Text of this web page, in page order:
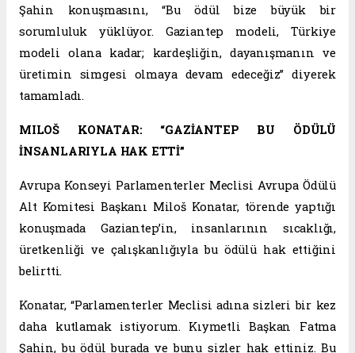
Şahin konuşmasını, “Bu ödül bize büyük bir
sorumluluk yüklüyor. Gaziantep modeli, Türkiye
modeli olana kadar; kardeşliğin, dayanışmanın ve
üretimin simgesi olmaya devam edeceğiz” diyerek
tamamladı.
MILOŠ KONATAR: “GAZİANTEP BU ÖDÜLÜ
İNSANLARIYLA HAK ETTİ”
Avrupa Konseyi Parlamenterler Meclisi Avrupa Ödülü
Alt Komitesi Başkanı Miloš Konatar, törende yaptığı
konuşmada Gaziantep’in, insanlarının sıcaklığı,
üretkenliği ve çalışkanlığıyla bu ödülü hak ettiğini
belirtti.
Konatar, “Parlamenterler Meclisi adına sizleri bir kez
daha kutlamak istiyorum. Kıymetli Başkan Fatma
Şahin, bu ödül burada ve bunu sizler hak ettiniz. Bu